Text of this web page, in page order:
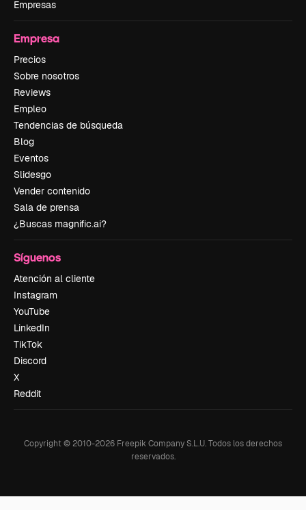
Empresas
Empresa
Precios
Sobre nosotros
Reviews
Empleo
Tendencias de búsqueda
Blog
Eventos
Slidesgo
Vender contenido
Sala de prensa
¿Buscas magnific.ai?
Síguenos
Atención al cliente
Instagram
YouTube
LinkedIn
TikTok
Discord
X
Reddit
Copyright © 2010-2026 Freepik Company S.L.U.Todos los derechos
reservados.